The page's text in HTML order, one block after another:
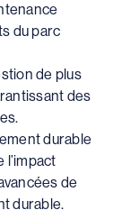
du parc
de plus
des
durable
de
durable.